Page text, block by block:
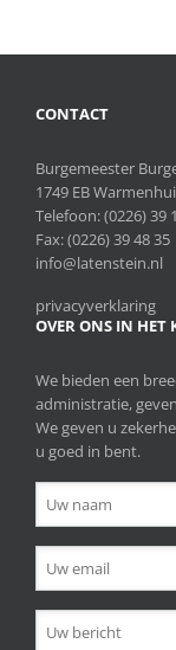
CONTACT
Burgemeester
1749 EB
Telefoon:(0226) 39
Fax: (0226) 39 48 35
info@latenstein.nl
privacyverklaring
OVER ONS IN HET
We bieden een
administratie,
We geven u
u goed in bent.